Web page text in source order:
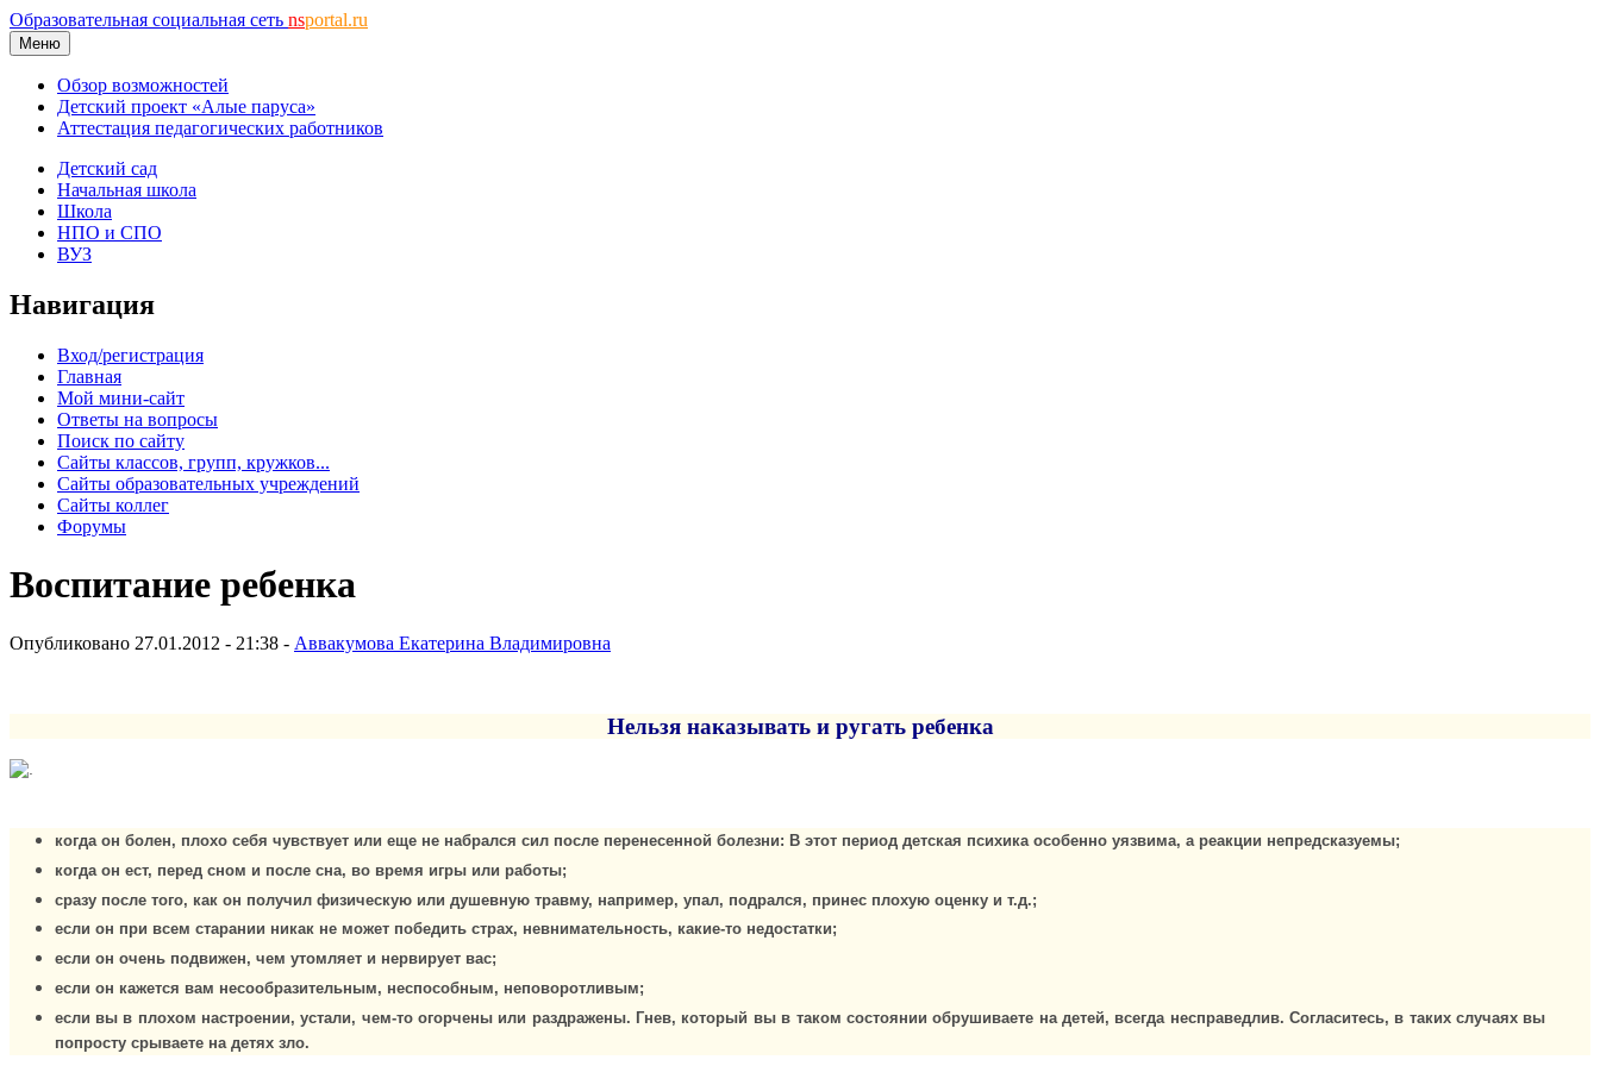
Образовательная социальная сеть nsportal.ru
Меню
Обзор возможностей
Детский проект «Алые паруса»
Аттестация педагогических работников
Детский сад
Начальная школа
Школа
НПО и СПО
ВУЗ
Навигация
Вход/регистрация
Главная
Мой мини-сайт
Ответы на вопросы
Поиск по сайту
Сайты классов, групп, кружков...
Сайты образовательных учреждений
Сайты коллег
Форумы
Воспитание ребенка
Опубликовано 27.01.2012 - 21:38 - Аввакумова Екатерина Владимировна
Нельзя наказывать и ругать ребенка
когда он болен, плохо себя чувствует или еще не набрался сил после перенесенной болезни: В этот период детская психика особенно уязвима, а реакции непредсказуемы;
когда он ест, перед сном и после сна, во время игры или работы;
сразу после того, как он получил физическую или душевную травму, например, упал, подрался, принес плохую оценку и т.д.;
если он при всем старании никак не может победить страх, невнимательность, какие-то недостатки;
если он очень подвижен, чем утомляет и нервирует вас;
если он кажется вам несообразительным, неспособным, неповоротливым;
если вы в плохом настроении, устали, чем-то огорчены или раздражены. Гнев, который вы в таком состоянии обрушиваете на детей, всегда несправедлив. Согласитесь, в таких случаях вы
попросту срываете на детях зло.